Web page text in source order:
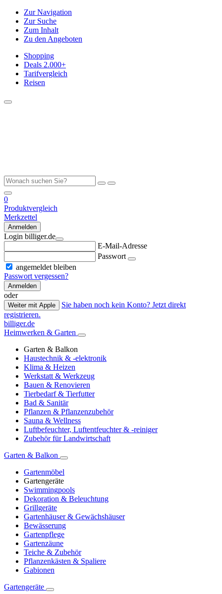
Zur Navigation
Zur Suche
Zum Inhalt
Zu den Angeboten
Shopping
Deals 2.000+
Tarifvergleich
Reisen
0
Produktvergleich
Merkzettel
Anmelden
Login billiger.de
E-Mail-Adresse
Passwort
angemeldet bleiben
Passwort vergessen?
Anmelden
oder
Weiter mit Apple
Sie haben noch kein Konto? Jetzt direkt
registrieren.
billiger.de
Heimwerken & Garten
Garten & Balkon
Haustechnik & -elektronik
Klima & Heizen
Werkstatt & Werkzeug
Bauen & Renovieren
Tierbedarf & Tierfutter
Bad & Sanitär
Pflanzen & Pflanzenzubehör
Sauna & Wellness
Luftbefeuchter, Luftentfeuchter & -reiniger
Zubehör für Landwirtschaft
Garten & Balkon
Gartenmöbel
Gartengeräte
Swimmingpools
Dekoration & Beleuchtung
Grillgeräte
Gartenhäuser & Gewächshäuser
Bewässerung
Gartenpflege
Gartenzäune
Teiche & Zubehör
Pflanzenkästen & Spaliere
Gabionen
Gartengeräte